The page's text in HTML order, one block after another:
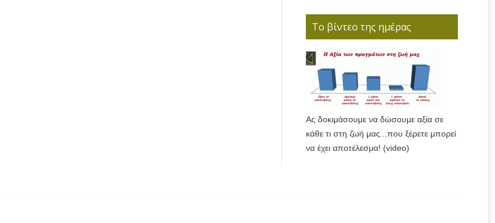
Το βίντεο της ημέρας
Ας δοκιμάσουμε να δώσουμε αξία σε
κάθε τι στη ζωή μας...που ξέρετε μπορεί
να έχει αποτέλεσμα! (video)